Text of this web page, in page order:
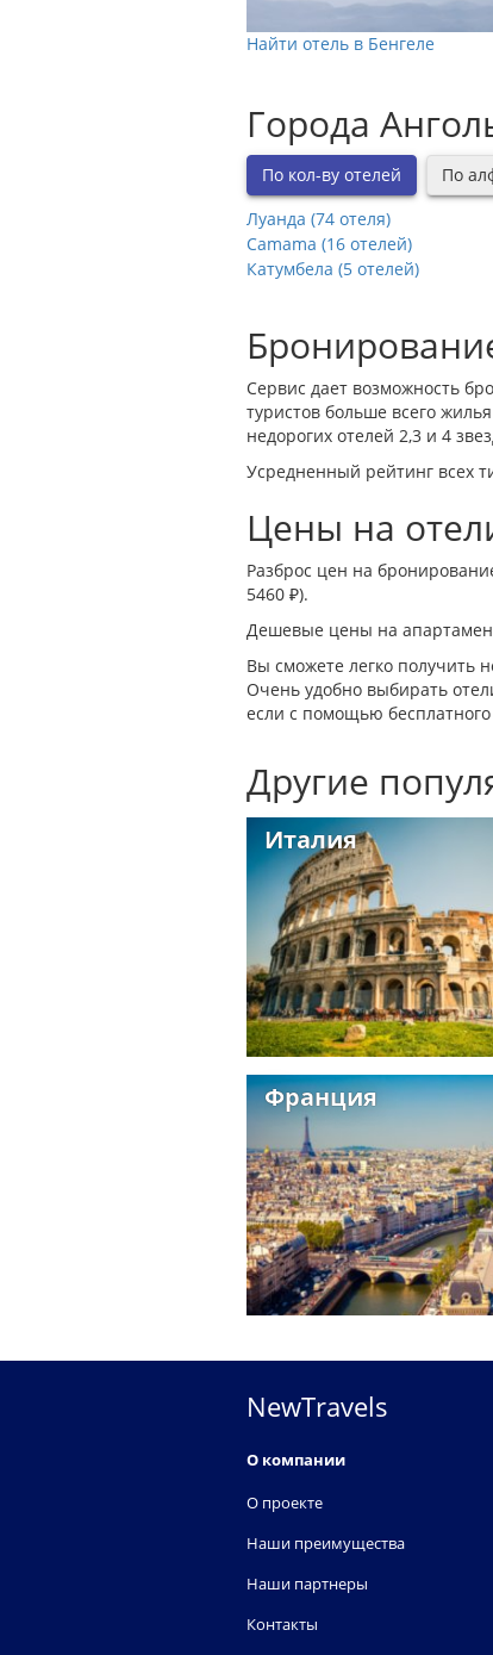
Найти отель в Бенгеле
Города
По кол-ву отелей По
Луанда (74 отеля)
Camama (16 отелей)
Катумбела (5 отелей)
Сервис дает возможность
туристов больше всего
недорогих отелей 2,3 и 4
Усредненный рейтинг всех
Цены на
Разброс цен на
5460 ₽).
Дешевые цены на
Вы сможете легко получить
Очень удобно выбирать
если с помощью
Другие
Италия
Франция
NewTravels
О компании
О проекте
Наши преимущества
Наши партнеры
Контакты